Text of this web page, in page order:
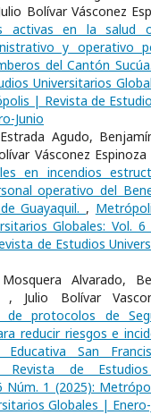
Bolívar Vásconez
activas en la salud
y operativo
del Cantón Sucúa.
Universitarios
| Revista de
Junio
Agudo,
Vásconez Espinoza
en incendios
operativo del
Guayaquil. ,
Globales: Vol.
de Estudios
Alvarado,
Julio Bolívar
de protocolos de
reducir riesgos e
San
de Estudios
Núm. 1 (2025):
Globales |